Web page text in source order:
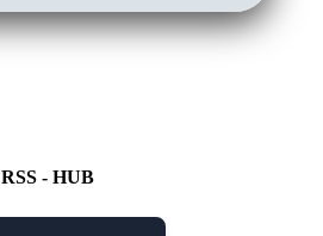
RSS - HUB